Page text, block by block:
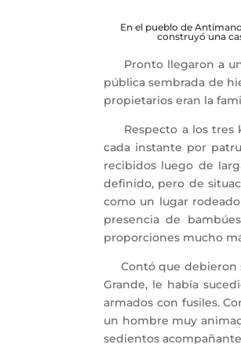
En el pueblo de
construyó una
Pronto llegaron a un
pública sembrada de
propietarios eran la
Respecto a los tres
cada instante por
recibidos luego de
definido, pero de
como un lugar
presencia de
proporciones mucho
Contó que debieron
Grande, le había
armados con fusiles.
un hombre muy
sedientos